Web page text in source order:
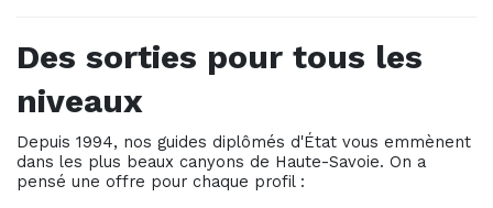
Des sorties pour tous les
niveaux
Depuis 1994, nos guides diplômés d'État vous emmènent
dans les plus beaux canyons de Haute-Savoie. On a
pensé une offre pour chaque profil :